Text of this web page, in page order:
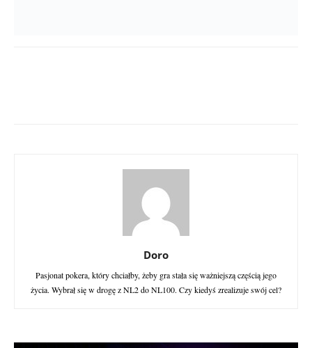
Doro
Pasjonat pokera, który chciałby, żeby gra stała się ważniejszą częścią jego
życia. Wybrał się w drogę z NL2 do NL100. Czy kiedyś zrealizuje swój cel?